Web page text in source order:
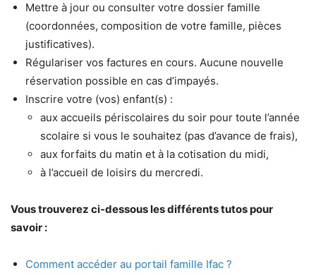
Mettre à jour ou consulter votre dossier famille
(coordonnées, composition de votre famille, pièces
justificatives).
Régulariser vos factures en cours. Aucune nouvelle
réservation possible en cas d’impayés.
Inscrire votre (vos) enfant(s) :
aux accueils périscolaires du soir pour toute l’année
scolaire si vous le souhaitez (pas d’avance de frais),
aux forfaits du matin et à la cotisation du midi,
à l’accueil de loisirs du mercredi.
Vous trouverez ci-dessous les différents tutos pour
savoir :
Comment accéder au portail famille Ifac ?